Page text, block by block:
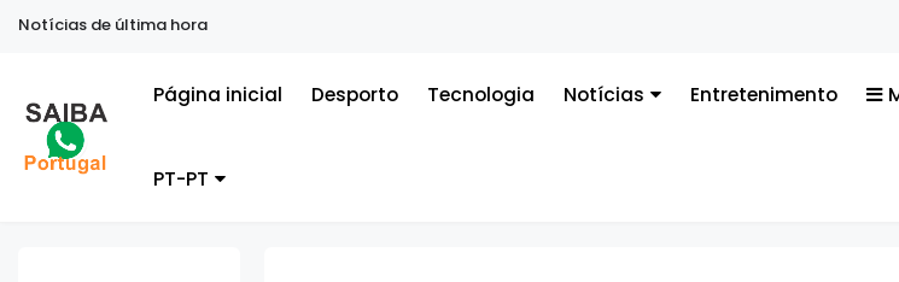
Notícias de última hora
Página inicial Desporto Tecnologia Notícias Entretenimento
PT-PT